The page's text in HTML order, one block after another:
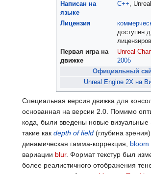
Написан на
языке
C++,
Лицензия
доступен
Первая игра на
движке
Unreal
2005
Официальный
Unreal Engine 2X на
Специальная версия движка для
основанная на версии 2.0. Помимо
кода, были введены новые визуальные
такие как depth of field (глубина зрения),
динамическая гамма-коррекция, bloom
вариации blur. Формат текстур был
более реалистичного отображения